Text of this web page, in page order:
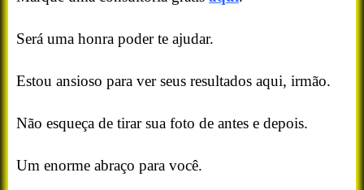
Será uma honra poder te ajudar.
Estou ansioso para ver seus resultados aqui, irmão.
Não esqueça de tirar sua foto de antes e depois.
Um enorme abraço para você.